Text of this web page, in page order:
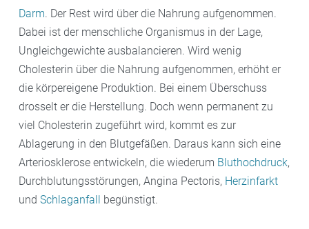
Darm. Der Rest wird über die Nahrung aufgenommen.
Dabei ist der menschliche Organismus in der Lage,
Ungleichgewichte ausbalancieren. Wird wenig
Cholesterin über die Nahrung aufgenommen, erhöht er
die körpereigene Produktion. Bei einem Überschuss
drosselt er die Herstellung. Doch wenn permanent zu
viel Cholesterin zugeführt wird, kommt es zur
Ablagerung in den Blutgefäßen. Daraus kann sich eine
Arteriosklerose entwickeln, die wiederum Bluthochdruck,
Durchblutungsstörungen, Angina Pectoris, Herzinfarkt
und Schlaganfall begünstigt.